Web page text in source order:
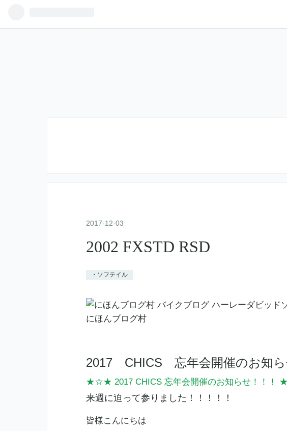
2017-12-03
2002 FXSTD RSD
・ソフテイル
にほんブログ村
2017 CHICS 忘年会開催のお知ら
★☆★ 2017 CHICS 忘年会開催のお知らせ！！！
来週に迫って参りました！！！！！
皆様こんにちは